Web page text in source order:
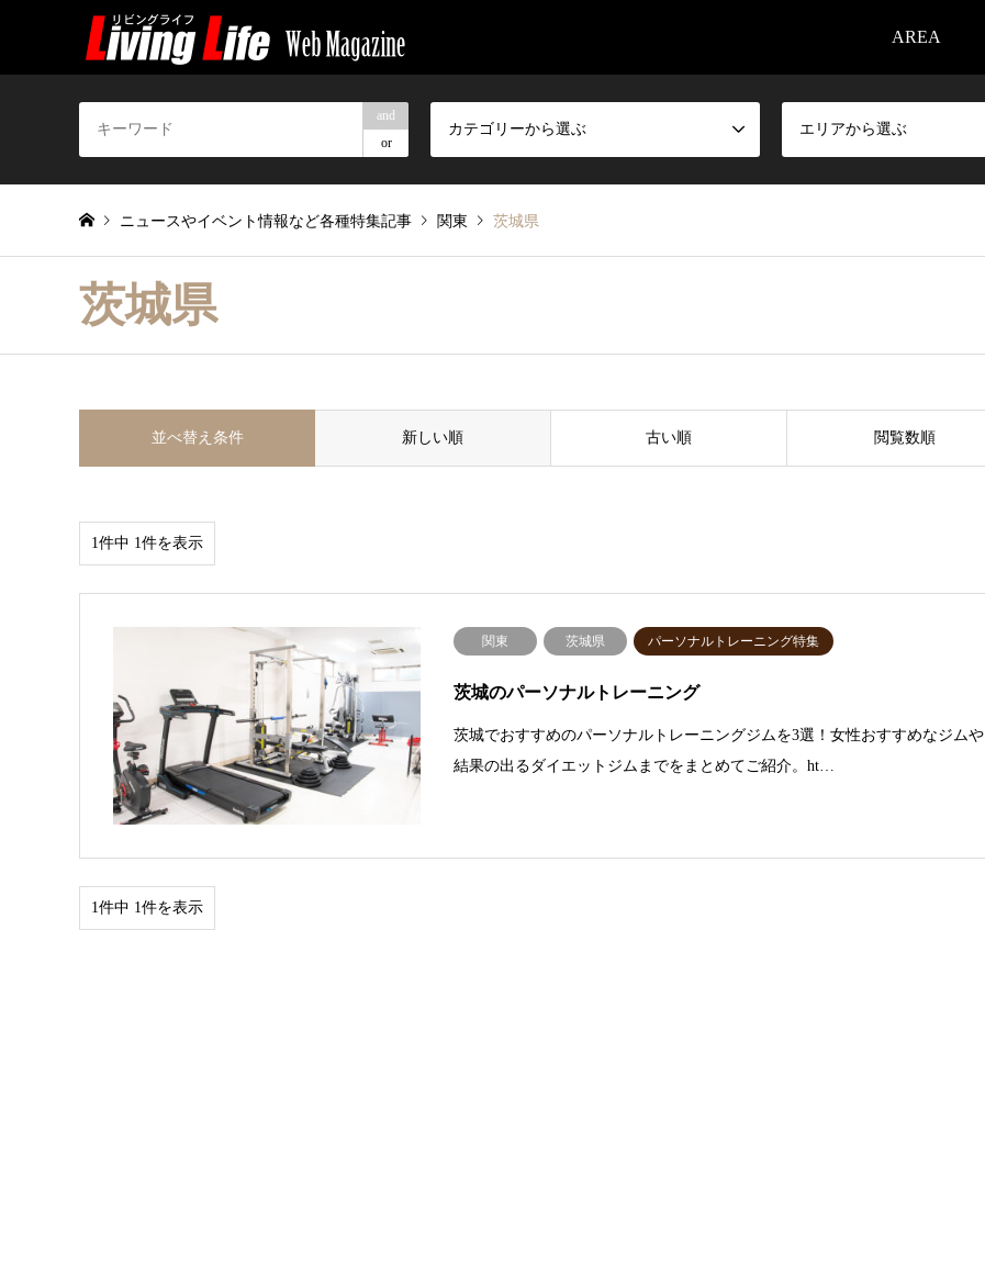
AREA
and
or
カテゴリーから選ぶ エリアから選ぶ
ニュースやイベント情報など各種特集記事 関東 茨城県
茨城県
並べ替え条件 新しい順 古い順 閲覧数順
1件中 1件を表示
関東 茨城県 パーソナルトレーニング特集
茨城のパーソナルトレーニング
茨城でおすすめのパーソナルトレーニングジムを3選！女性おすすめなジムや
結果の出るダイエットジムまでをまとめてご紹介。ht…
1件中 1件を表示